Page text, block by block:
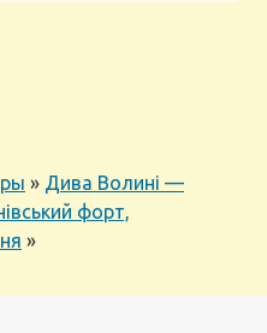
» Дива Волині —
форт,
»